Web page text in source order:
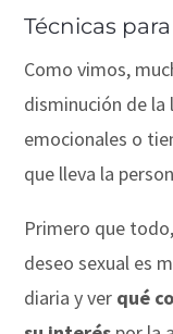
Técnicas
Como vimos,
disminución de
emocionales o
que lleva la
Primero que
deseo sexual es
diaria y ver qué